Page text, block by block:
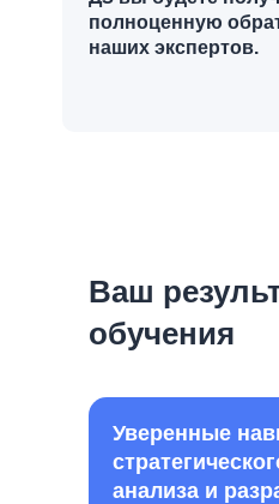
полноценную
наших экспертов.
Ваш
обучения
Уверенные
анализа и